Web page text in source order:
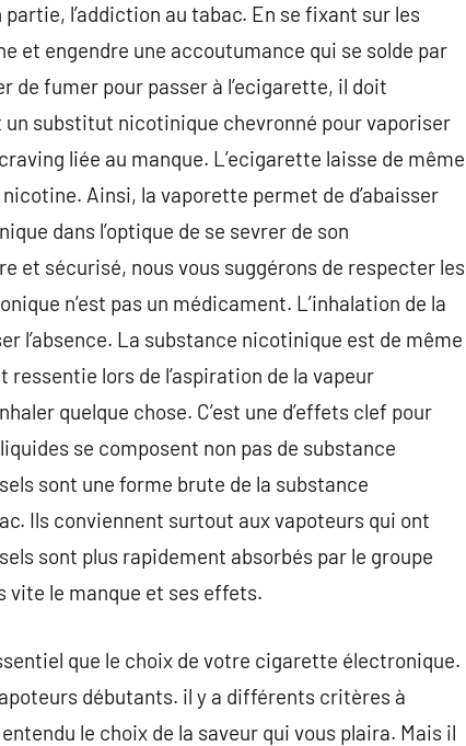
l’addiction au tabac. En se fixant sur les
et engendre une accoutumance qui se solde par
de fumer pour passer à l’ecigarette, il doit
un substitut nicotinique chevronné pour vaporiser
liée au manque. L’ecigarette laisse de même
Ainsi, la vaporette permet de d’abaisser
dans l’optique de se sevrer de son
et sécurisé, nous vous suggérons de respecter les
n’est pas un médicament. L’inhalation de la
l’absence. La substance nicotinique est de même
lors de l’aspiration de la vapeur
quelque chose. C’est une d’effets clef pour
se composent non pas de substance
sont une forme brute de la substance
Ils conviennent surtout aux vapoteurs qui ont
sont plus rapidement absorbés par le groupe
vite le manque et ses effets.
que le choix de votre cigarette électronique.
débutants. il y a différents critères à
le choix de la saveur qui vous plaira. Mais il